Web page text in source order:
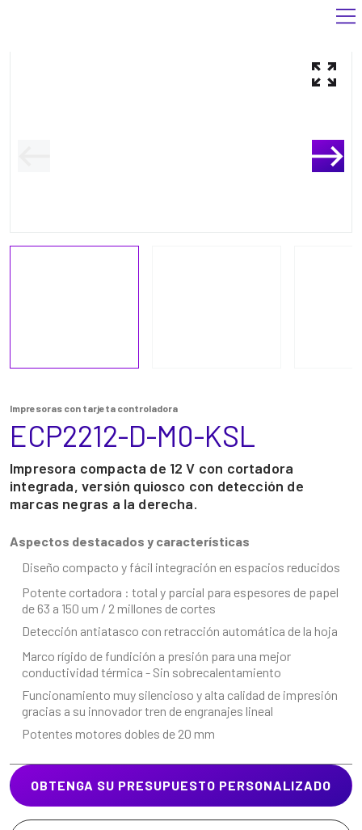
Impresoras con tarjeta controladora
ECP2212-D-M0-KSL
Impresora compacta de 12 V con cortadora
integrada, versión quiosco con detección de
marcas negras a la derecha.
Aspectos destacados y características
Diseño compacto y fácil integración en espacios reducidos
Potente cortadora : total y parcial para espesores de papel
de 63 a 150 um / 2 millones de cortes
Detección antiatasco con retracción automática de la hoja
Marco rígido de fundición a presión para una mejor
conductividad térmica - Sin sobrecalentamiento
Funcionamiento muy silencioso y alta calidad de impresión
gracias a su innovador tren de engranajes lineal
Potentes motores dobles de 20 mm
OBTENGA SU PRESUPUESTO PERSONALIZADO